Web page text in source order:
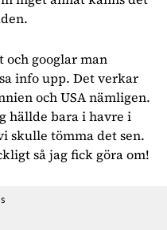
och googlar man
info upp. Det verkar
och USA nämligen.
hällde bara i havre i
skulle tömma det sen.
så jag fick göra om!